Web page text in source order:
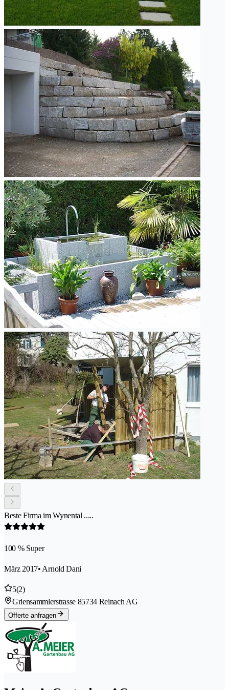
Beste Firma im Wynental .....
100 % Super
März 2017• Arnold Dani
5(2)
Griensammlerstrasse 85734 Reinach AG
Offerte anfragen